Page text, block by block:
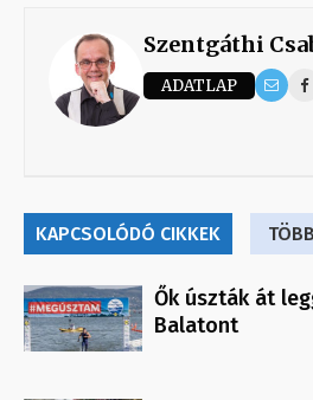
Szentgáthi
ADATLAP
KAPCSOLÓDÓ CIKKEK
Ők úszták át
Balatont